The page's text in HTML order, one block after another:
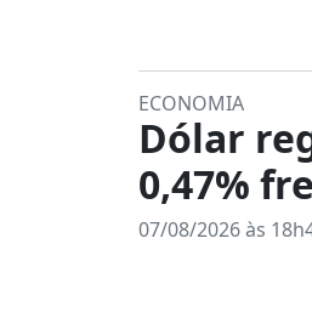
ECONOMIA
Dólar
0,47%
07/08/2026 às